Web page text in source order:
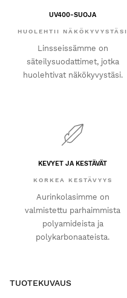
UV400-SUOJA
HUOLEHTII NÄKÖKYVYSTÄSI
Linsseissämme on
säteilysuodattimet, jotka
huolehtivat näkökyvystäsi.
KEVYET JA KESTÄVÄT
KORKEA KESTÄVYYS
Aurinkolasimme on
valmistettu parhaimmista
polyamideista ja
polykarbonaateista.
TUOTEKUVAUS